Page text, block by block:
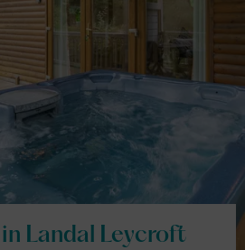
Landal Leycroft